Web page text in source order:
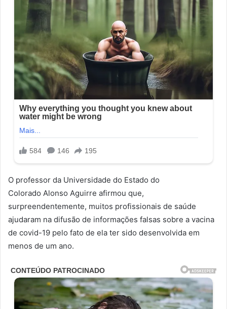
O professor da Universidade do Estado do
Colorado Alonso Aguirre afirmou que,
surpreendentemente, muitos profissionais de saúde
ajudaram na difusão de informações falsas sobre a vacina
de covid-19 pelo fato de ela ter sido desenvolvida em
menos de um ano.